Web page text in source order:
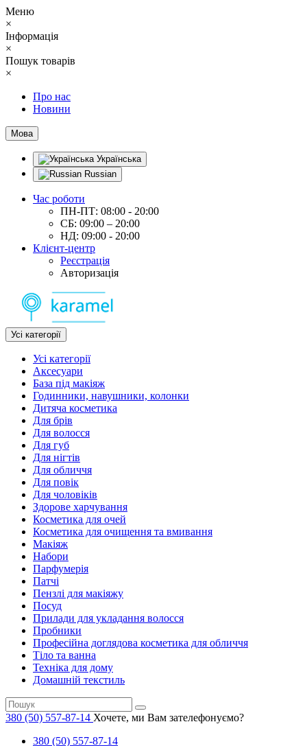
Меню
×
Інформація
×
Пошук товарів
×
Про нас
Новини
Мова
Українська
Russian
Час роботи
ПН-ПТ: 08:00 - 20:00
СБ: 09:00 – 20:00
НД: 09:00 - 20:00
Клієнт-центр
Реєстрація
Авторизація
Усі категорії
Усі категорії
Аксесуари
База під макіяж
Годинники, навушники, колонки
Дитяча косметика
Для брів
Для волосся
Для губ
Для нігтів
Для обличчя
Для повік
Для чоловіків
Здорове харчування
Косметика для очей
Косметика для очищення та вмивання
Макіяж
Набори
Парфумерія
Патчі
Пензлі для макіяжу
Посуд
Прилади для укладання волосся
Пробники
Професійна доглядова косметика для обличчя
Тіло та ванна
Техніка для дому
Домашній текстиль
380 (50) 557-87-14 Хочете, ми Вам зателефонуємо?
380 (50) 557-87-14